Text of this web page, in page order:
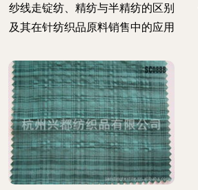
纱线走锭纺、精纺与半精纺的区别
及其在针纺织品原料销售中的应用